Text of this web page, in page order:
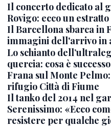
Il concerto dedicato al
Rovigo: ecco un estratto
Il Barcellona sbarca in
immagini dell'arrivo in
Lo schianto
quercia: cosa è
Frana sul Monte
rifugio Città di Fiume
Il tanko del 2014 nel
Serenissimo: «Ecco
resistere per qualche